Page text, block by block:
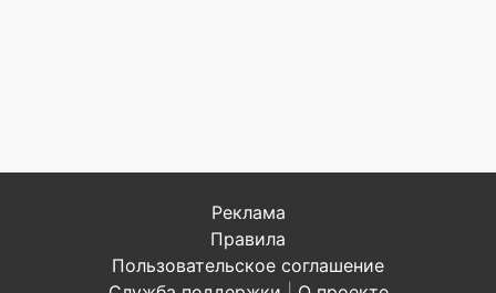
Реклама
Правила
Пользовательское соглашение